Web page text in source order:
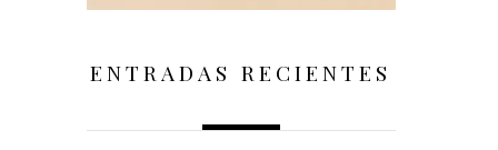
ENTRADAS RECIENTES